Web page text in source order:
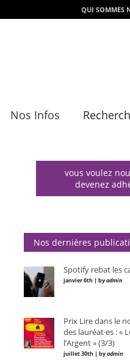
QUI SOMMES
Nos Infos
vous voulez
devenez
Nos dernières
Spotify rebat les
janvier 6th | byadmin
Prix Lire dans le
des lauréat·es : «
l’Argent » (3/3)
juillet 30th | byadmin